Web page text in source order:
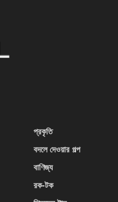
প্রকৃতি
বদলে দেওয়ার গল্প
বাণিজ্য
রক-টক